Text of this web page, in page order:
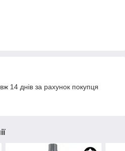
14 днів за рахунок покупця